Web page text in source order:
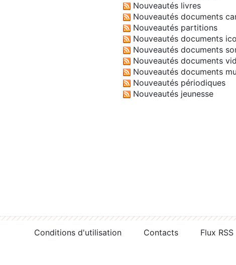
Nouveautés livres
Nouveautés documents
Nouveautés partitions
Nouveautés documents
Nouveautés documents
Nouveautés documents
Nouveautés documents
Nouveautés périodiques
Nouveautés jeunesse
Conditions d'utilisation Contacts Flux RSS